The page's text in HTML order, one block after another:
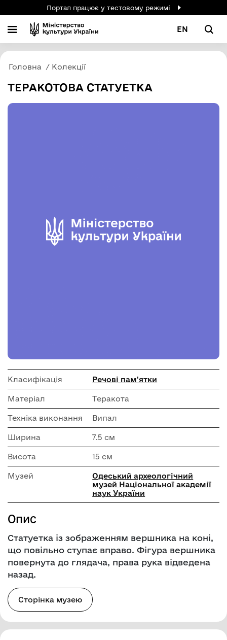
Портал працює у тестовому режимі
EN
Головна Колекції
ТЕРАКОТОВА СТАТУЕТКА
Класифікація Речові пам'ятки
Матеріал Теракота
Техніка виконання Випал
Ширина 7.5 см
Висота 15 см
Музей
Одеський археологічний
музей Національної академії
наук України
Опис
Статуетка із зображенням вершника на коні,
що повільно ступає вправо. Фігура вершника
повернута до глядача, права рука відведена
назад.
Сторінка музею